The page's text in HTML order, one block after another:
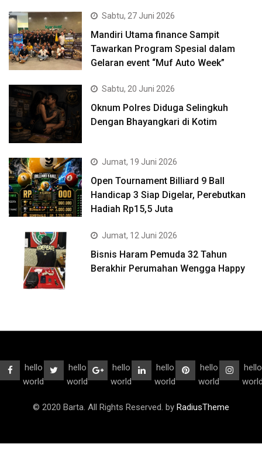
Sabtu, 27 Juni 2026
Mandiri Utama finance Sampit
Tawarkan Program Spesial dalam
Gelaran event “Muf Auto Week”
Sabtu, 20 Juni 2026
Oknum Polres Diduga Selingkuh
Dengan Bhayangkari di Kotim
Jumat, 19 Juni 2026
Open Tournament Billiard 9 Ball
Handicap 3 Siap Digelar, Perebutkan
Hadiah Rp15,5 Juta
Jumat, 12 Juni 2026
Bisnis Haram Pemuda 32 Tahun
Berakhir Perumahan Wengga Happy
hello
world
hello
world
hello
world
hello
world
hello
world
hello
© 2020 Barta. All Rights Reserved. by RadiusTheme